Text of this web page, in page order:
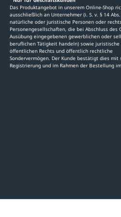
Das Produktangebot in unserem Online-Shop
ausschließlich an Unternehmer (i. S. v. § 14 Abs.
natürliche oder juristische Personen oder
Personengesellschaften, die bei Abschluss des
Ausübung eingegebenen gewerblichen oder
beruflichen Tätigkeit handeln) sowie juristische
öffentlichen Rechts und öffentlich rechtliche
Sondervermögen. Der Kunde bestätigt dies mit
Registrierung und im Rahmen der Bestellung